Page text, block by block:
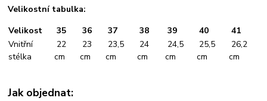
Velikostní tabulka:
Velikost
35 36 37 38 39 40
41
Vnitřní
stélka
22
cm
23
cm
23,5
cm
24
cm
24,5
cm
25,5
cm
26,2
cm
Jak objednat: